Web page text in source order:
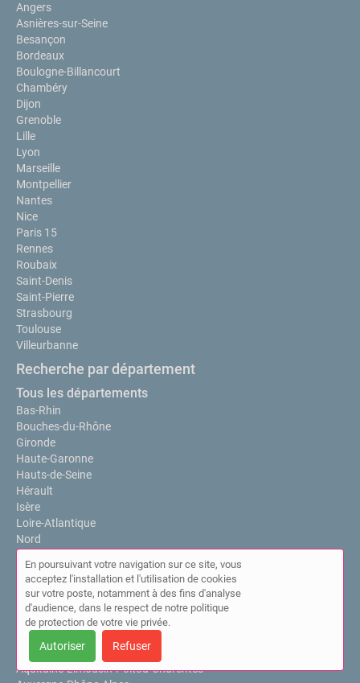
Angers
Asnières-sur-Seine
Besançon
Bordeaux
Boulogne-Billancourt
Chambéry
Dijon
Grenoble
Lille
Lyon
Marseille
Montpellier
Nantes
Nice
Paris 15
Rennes
Roubaix
Saint-Denis
Saint-Pierre
Strasbourg
Toulouse
Villeurbanne
Recherche par département
Tous les départements
Bas-Rhin
Bouches-du-Rhône
Gironde
Haute-Garonne
Hauts-de-Seine
Hérault
Isère
Loire-Atlantique
Nord
Paris
Pyrénées-Atlantiques
Recherche par région
Toutes les régions
Alsace-Champagne-Ardenne-Lorraine
Aquitaine-Limousin-Poitou-Charentes
En poursuivant votre navigation sur ce site, vous
acceptez l'installation et l'utilisation de cookies
sur votre poste, notamment à des fins d'analyse
d'audience, dans le respect de notre politique
de protection de votre vie privée.
Autoriser Refuser